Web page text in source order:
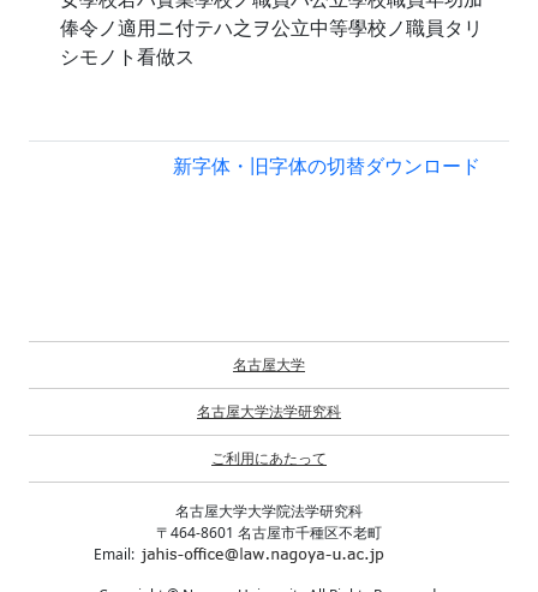
俸令ノ適用ニ付テハ之ヲ公立中等學校ノ職員タリ
シモノト看做ス
新字体・旧字体の切替ダウンロード
名古屋大学
名古屋大学法学研究科
ご利用にあたって
名古屋大学大学院法学研究科
〒464-8601 名古屋市千種区不老町
Email: